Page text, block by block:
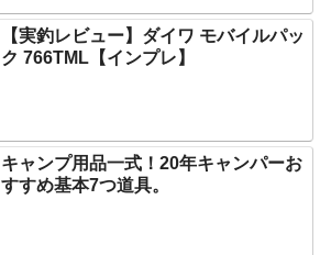
【実釣レビュー】ダイワ モバイルパッ
ク 766TML【インプレ】
キャンプ用品一式！20年キャンパーお
すすめ基本7つ道具。